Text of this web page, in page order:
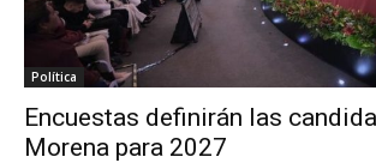
Política
Encuestas definirán las
Morena para 2027